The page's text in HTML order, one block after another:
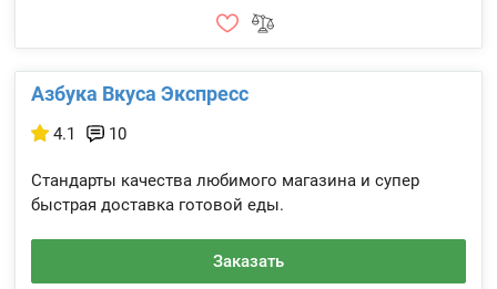
Азбука Вкуса Экспресс
4.1 10
Стандарты качества любимого магазина и супер
быстрая доставка готовой еды.
Заказать